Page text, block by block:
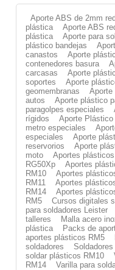
Aporte ABS de 2mm
plástica
Aporte ABS
plástica
Aporte para
plástico bandejas
canastos
Aporte
contenedores basura
carcasas
Aporte
soportes
Aporte
geomembranas
Aporte
autos
Aporte plástico
paragolpes especiales
rígidos
Aporte Plástico
metro especiales
especiales
Aporte
reservorios
Aporte
moto
Aportes
RG50Xp
Aportes
RM10
Aportes
RM11
Aportes
RM14
Aportes
RM5
Cursos digitales
para soldadores Leister
talleres
Malla acero
plástica
Packs de
aportes plásticos RM5
soldadores
soldar plásticos RM10
RM14
Varilla para